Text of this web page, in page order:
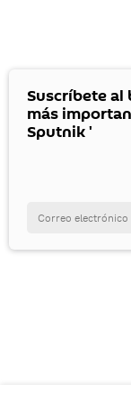
Suscríbete
más
Sputnik '